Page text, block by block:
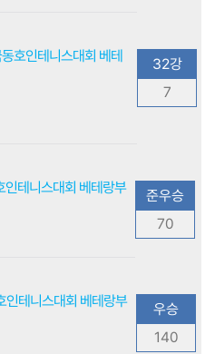
호인테니스대회 베테
32강
7
인테니스대회 베테랑부
준우승
70
인테니스대회 베테랑부
우승
140